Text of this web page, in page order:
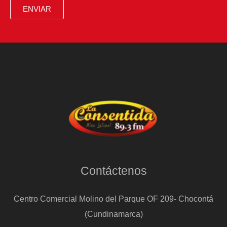
ENVIAR
Contáctenos
Centro Comercial Molino del Parque OF 209- Chocontá
(Cundinamarca)